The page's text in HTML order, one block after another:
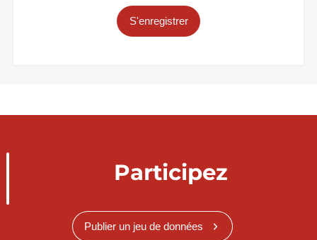
S'enregistrer
Participez
Publier un jeu de données